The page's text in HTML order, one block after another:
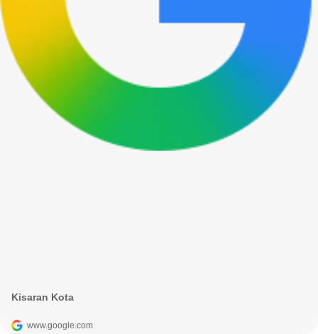
Kisaran Kota
www.google.com